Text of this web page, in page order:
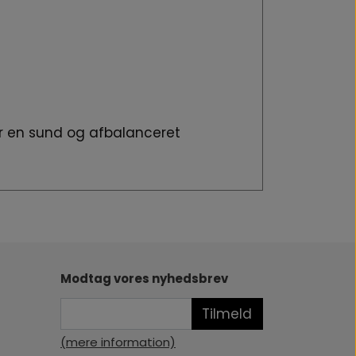
en sund og afbalanceret
Modtag vores nyhedsbrev
Tilmeld
(mere information)